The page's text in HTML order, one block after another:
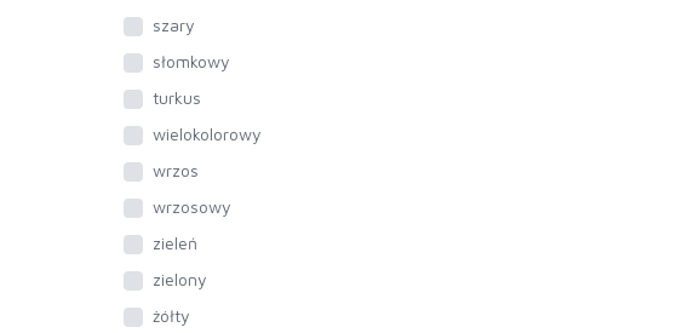
szary
słomkowy
turkus
wielokolorowy
wrzos
wrzosowy
zieleń
zielony
żółty